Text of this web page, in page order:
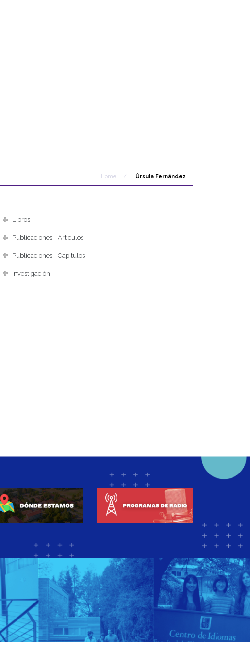
Home / Úrsula Fernández
Libros
Publicaciones - Artículos
Publicaciones - Capítulos
Investigación